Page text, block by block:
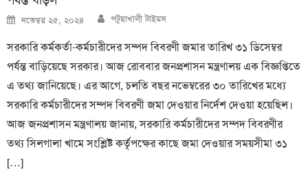
Posted
on
নভেম্বর ২৫, ২০২৪ Author
পটুয়াখালী টাইমস
সরকারি কর্মকর্তা-কর্মচারীদের সম্পদ বিবরণী জমার তারিখ ৩১ ডিসেম্বর
পর্যন্ত বাড়িয়েছে সরকার। আজ রোববার জনপ্রশাসন মন্ত্রণালয় এক বিজ্ঞপ্তিতে
এ তথ্য জানিয়েছে। এর আগে, চলতি বছর নভেম্বরের ৩০ তারিখের মধ্যে
সরকারি কর্মচারীদের সম্পদ বিবরণী জমা দেওয়ার নির্দেশ দেওয়া হয়েছিল।
আজ জনপ্রশাসন মন্ত্রণালয় জানায়, সরকারি কর্মচারীদের সম্পদ বিবরণীর
তথ্য সিলগালা খামে সংশ্লিষ্ট কর্তৃপক্ষের কাছে জমা দেওয়ার সময়সীমা ৩১
[…]